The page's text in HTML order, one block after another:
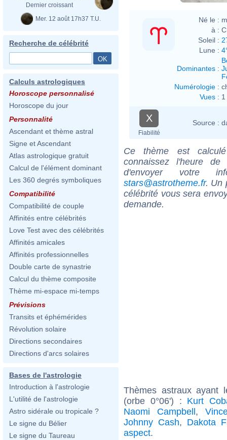
Dernier croissant
Mer. 12 août 17h37 T.U.
Recherche de célébrité
Calculs astrologiques
Horoscope personnalisé
Horoscope du jour
Personnalité
Ascendant et thème astral
Signe et Ascendant
Atlas astrologique gratuit
Calcul de l'élément dominant
Les 360 degrés symboliques
Compatibilité
Compatibilité de couple
Affinités entre célébrités
Love Test avec des célébrités
Affinités amicales
Affinités professionnelles
Double carte de synastrie
Calcul du thème composite
Thème mi-espace mi-temps
Prévisions
Transits et éphémérides
Révolution solaire
Directions secondaires
Directions d'arcs solaires
Bases de l'astrologie
Introduction à l'astrologie
L'utilité de l'astrologie
Astro sidérale ou tropicale ?
Le signe du Bélier
Le signe du Taureau
Né le :
à :
Soleil :
Lune :
Dominantes :
Numérologie :
Vues :
X
Fiabilité
Source :
Ce thème est
connaissez l'heure
d'envoyer votre
stars@astrotheme.fr. Un
célébrité vous sera
demande.
Thèmes astraux ayant
(orbe 0°06') : Kurt
Naomi Campbell,
Johnny Cash, Dakota
aspect.